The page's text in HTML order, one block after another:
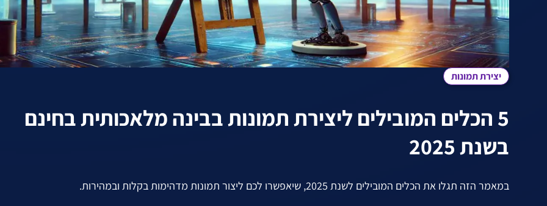
יצירת תמונות
5 הכלים המובילים ליצירת תמונות בבינה מלאכותית בחינם
בשנת 2025
במאמר הזה תגלו את הכלים המובילים לשנת 2025, שיאפשרו לכם ליצור תמונות מדהימות בקלות ובמהירות.